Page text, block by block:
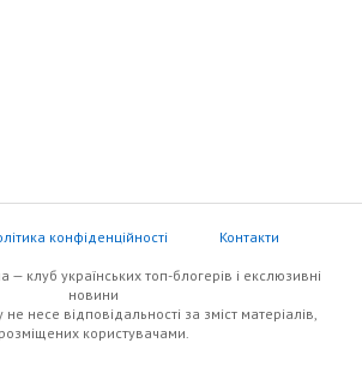
конфіденційності Контакти
клуб українських топ-блогерів i екслюзивнi
новини
не несе відповідальності за зміст матеріалів,
розміщених користувачами.